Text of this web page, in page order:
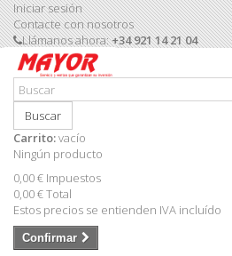
Iniciar sesión
Contacte con nosotros
Llámanos ahora:+34 921 14 21 04
Buscar
Carrito:vacío
Ningún producto
0,00 € Impuestos
0,00 €Total
Estos precios se entienden IVA incluído
Confirmar